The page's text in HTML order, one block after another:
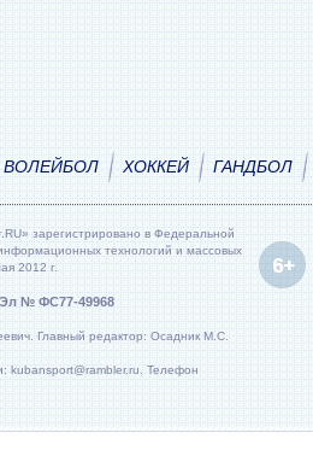
ВОЛЕЙБОЛ ХОККЕЙ ГАНДБОЛ
зарегистрировано в Федеральной
технологий и массовых
2012 г.
Эл № ФС77-49968
Главный редактор: Осадник М.С.
kubansport@rambler.ru. Телефон